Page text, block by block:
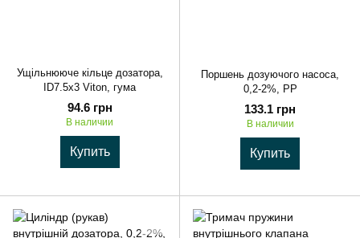
Ущільнююче кільце дозатора,
ID7.5x3 Viton, гума
94.6 грн
В наличии
Купить
Поршень дозуючого насоса,
0,2-2%, PP
133.1 грн
В наличии
Купить